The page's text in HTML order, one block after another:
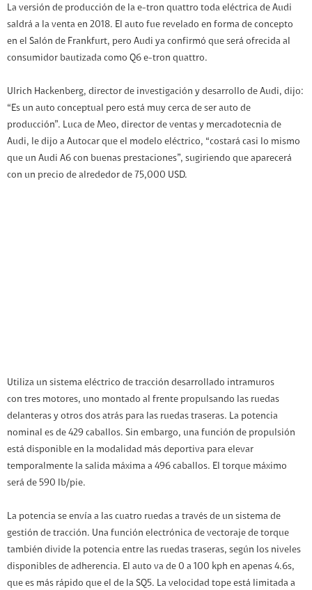
La versión de producción de la e-tron quattro toda eléctrica de Audi
saldrá a la venta en 2018. El auto fue revelado en forma de concepto
en el Salón de Frankfurt, pero Audi ya confirmó que será ofrecida al
consumidor bautizada como Q6 e-tron quattro.
Ulrich Hackenberg, director de investigación y desarrollo de Audi, dijo:
“Es un auto conceptual pero está muy cerca de ser auto de
producción”. Luca de Meo, director de ventas y mercadotecnia de
Audi, le dijo a Autocar que el modelo eléctrico, “costará casi lo mismo
que un Audi A6 con buenas prestaciones”, sugiriendo que aparecerá
con un precio de alrededor de 75,000 USD.
Utiliza un sistema eléctrico de tracción desarrollado intramuros
con tres motores, uno montado al frente propulsando las ruedas
delanteras y otros dos atrás para las ruedas traseras. La potencia
nominal es de 429 caballos. Sin embargo, una función de propulsión
está disponible en la modalidad más deportiva para elevar
temporalmente la salida máxima a 496 caballos. El torque máximo
será de 590 lb/pie.
La potencia se envía a las cuatro ruedas a través de un sistema de
gestión de tracción. Una función electrónica de vectoraje de torque
también divide la potencia entre las ruedas traseras, según los niveles
disponibles de adherencia. El auto va de 0 a 100 kph en apenas 4.6s,
que es más rápido que el de la SQ5. La velocidad tope está limitada a